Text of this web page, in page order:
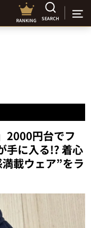
RANKING SEARCH
2000円台でフ
手に入る!? 着心
載ウェア”をラ